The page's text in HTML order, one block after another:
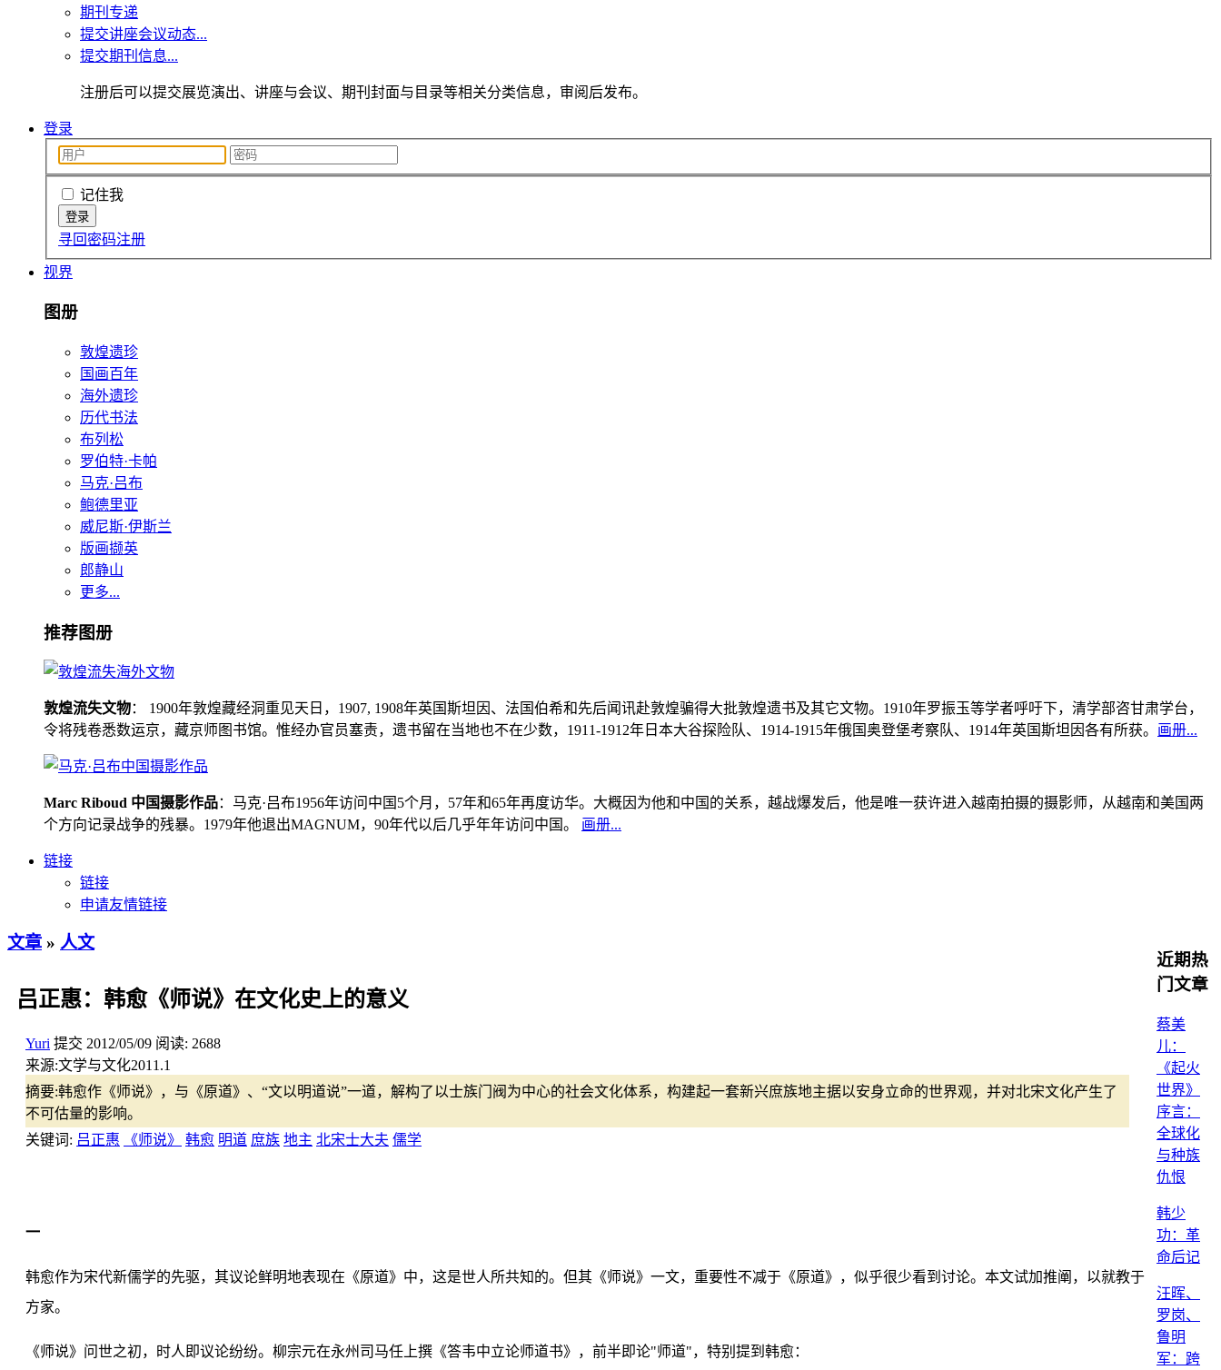
期刊专递
提交讲座会议动态...
提交期刊信息...
注册后可以提交展览演出、讲座与会议、期刊封面与目录等相关分类信息，审阅后发布。
登录
记住我
寻回密码注册
视界
图册
敦煌遗珍
国画百年
海外遗珍
历代书法
布列松
罗伯特·卡帕
马克·吕布
鲍德里亚
威尼斯·伊斯兰
版画撷英
郎静山
更多...
推荐图册
敦煌流失文物： 1900年敦煌藏经洞重见天日，1907, 1908年英国斯坦因、法国伯希和先后闻讯赴敦煌骗得大批敦煌遗书及其它文物。1910年罗振玉等学者呼吁下，清学部咨甘肃学台，
令将残卷悉数运京，藏京师图书馆。惟经办官员塞责，遗书留在当地也不在少数，1911-1912年日本大谷探险队、1914-1915年俄国奥登堡考察队、1914年英国斯坦因各有所获。 画册...
Marc Riboud 中国摄影作品：马克·吕布1956年访问中国5个月，57年和65年再度访华。大概因为他和中国的关系，越战爆发后，他是唯一获许进入越南拍摄的摄影师，从越南和美国两
个方向记录战争的残暴。1979年他退出MAGNUM，90年代以后几乎年年访问中国。 画册...
链接
链接
申请友情链接
文章 » 人文
吕正惠：韩愈《师说》在文化史上的意义
Yuri 提交 2012/05/09 阅读: 2688
来源:文学与文化2011.1
摘要:韩愈作《师说》，与《原道》、“文以明道说”一道，解构了以士族门阀为中心的社会文化体系，构建起一套新兴庶族地主据以安身立命的世界观，并对北宋文化产生了
不可估量的影响。
关键词: 吕正惠 《师说》 韩愈 明道 庶族 地主 北宋士大夫 儒学
一
韩愈作为宋代新儒学的先驱，其议论鲜明地表现在《原道》中，这是世人所共知的。但其《师说》一文，重要性不减于《原道》，似乎很少看到讨论。本文试加推阐，以就教于
方家。
《师说》问世之初，时人即议论纷纷。柳宗元在永州司马任上撰《答韦中立论师道书》，前半即论"师道"，特别提到韩愈：
近期热
门文章
蔡美
儿：
《起火
世界》
序言：
全球化
与种族
仇恨
韩少
功：革
命后记
汪晖、
罗岗、
鲁明
军：跨